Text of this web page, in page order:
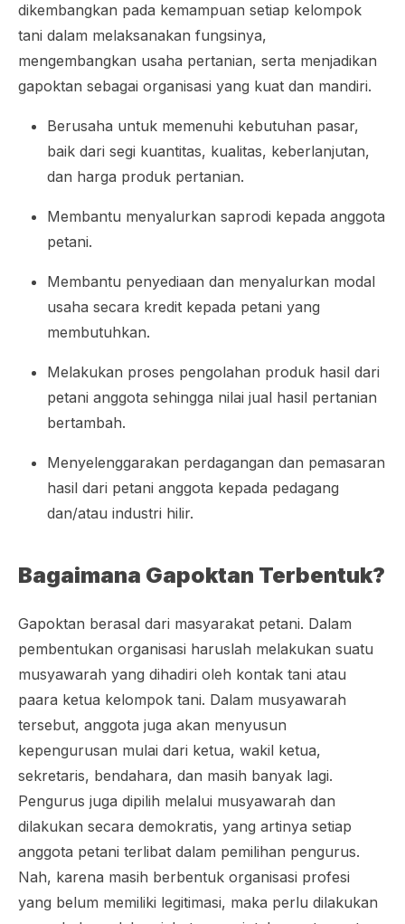
dikembangkan pada kemampuan setiap kelompok
tani dalam melaksanakan fungsinya,
mengembangkan usaha pertanian, serta menjadikan
gapoktan sebagai organisasi yang kuat dan mandiri.
Berusaha untuk memenuhi kebutuhan pasar,
baik dari segi kuantitas, kualitas, keberlanjutan,
dan harga produk pertanian.
Membantu menyalurkan saprodi kepada anggota
petani.
Membantu penyediaan dan menyalurkan modal
usaha secara kredit kepada petani yang
membutuhkan.
Melakukan proses pengolahan produk hasil dari
petani anggota sehingga nilai jual hasil pertanian
bertambah.
Menyelenggarakan perdagangan dan pemasaran
hasil dari petani anggota kepada pedagang
dan/atau industri hilir.
Bagaimana Gapoktan Terbentuk?
Gapoktan berasal dari masyarakat petani. Dalam
pembentukan organisasi haruslah melakukan suatu
musyawarah yang dihadiri oleh kontak tani atau
paara ketua kelompok tani. Dalam musyawarah
tersebut, anggota juga akan menyusun
kepengurusan mulai dari ketua, wakil ketua,
sekretaris, bendahara, dan masih banyak lagi.
Pengurus juga dipilih melalui musyawarah dan
dilakukan secara demokratis, yang artinya setiap
anggota petani terlibat dalam pemilihan pengurus.
Nah, karena masih berbentuk organisasi profesi
yang belum memiliki legitimasi, maka perlu dilakukan